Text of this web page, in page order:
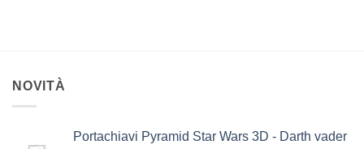
NOVITÀ
Portachiavi Pyramid Star Wars 3D - Darth vader